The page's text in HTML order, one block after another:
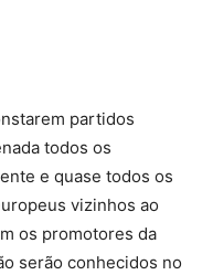
partidos
todos os
e quase todos os
vizinhos ao
os promotores da
serão conhecidos no